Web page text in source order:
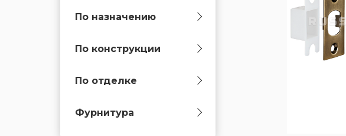
По назначению
По конструкции
По отделке
Фурнитура